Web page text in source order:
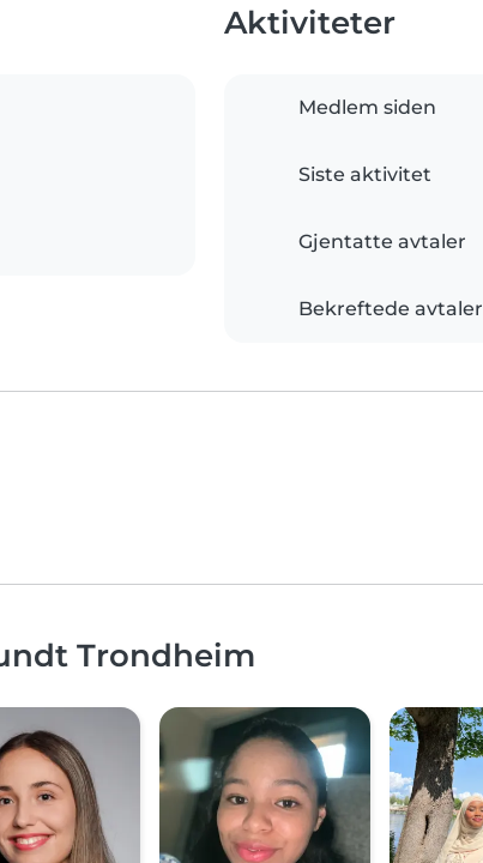
Aktiviteter
Medlem siden
Siste aktivitet
Gjentatte avtaler
Bekreftede avtaler
Trondheim